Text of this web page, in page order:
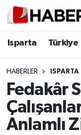
Isparta Türkiye
HABERLER ISPARTA
Fedakâr
Anlamlı
Isparta
Esnaf Diyor
ASAYİŞ
Isparta
Isparta Trafik
Süper Lig